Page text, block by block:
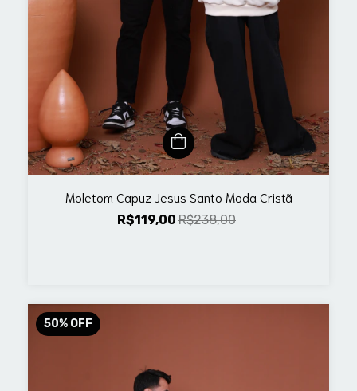
Moletom Capuz Jesus Santo Moda Cristã
R$119,00 R$238,00
50% OFF